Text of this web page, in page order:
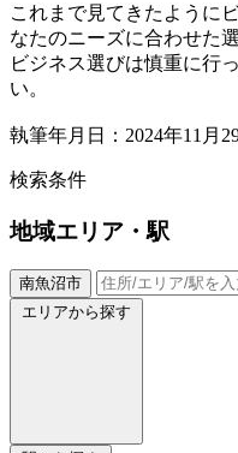
これまで見てきたように
なたのニーズに合わせた
ビジネス選びは慎重に行
い。
執筆年月日：2024年11月
検索条件
地域エリア・駅
南魚沼市
エリアから探す